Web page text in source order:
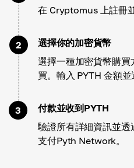
在 Cryptomus 上註冊
2
選擇你的加密貨幣
選擇一種加密貨幣購買
買。輸入 PYTH 金額並
3
付款並收到PYTH
驗證所有詳細資訊並
支付Pyth Network。